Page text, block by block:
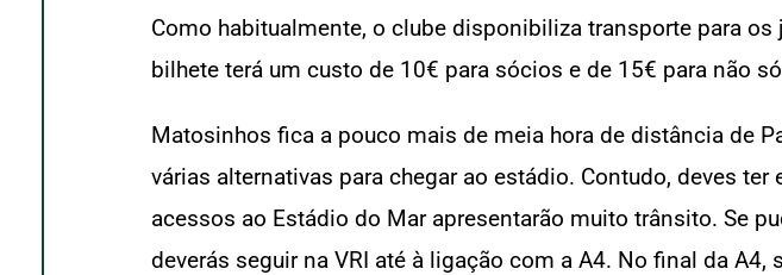
Como habitualmente, o clube disponibiliza transporte para
bilhete terá um custo de 10€ para sócios e de 15€ para não
Matosinhos fica a pouco mais de meia hora de distância de
várias alternativas para chegar ao estádio. Contudo, deves
acessos ao Estádio do Mar apresentarão muito trânsito. Se
deverás seguir na VRI até à ligação com a A4. No final da